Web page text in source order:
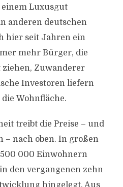
Luxusgut
anderen deutschen
hier seit Jahren ein
mehr Bürger, die
ziehen, Zuwanderer
Investoren liefern
Wohnfläche.
treibt die Preise – und
– nach oben. In großen
000 Einwohnern
den vergangenen zehn
hingelegt. Aus